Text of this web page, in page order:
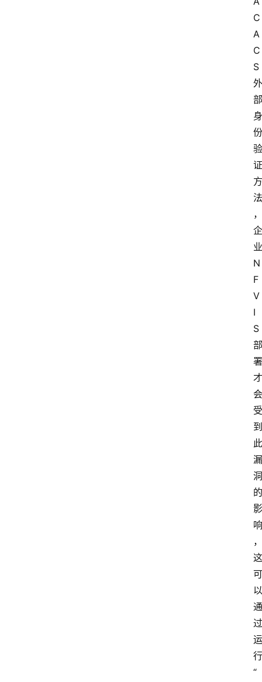
C
A
C
S
外
部
身
份
验
证
方
法
，
企
业
N
F
V
I
S
部
署
才
会
受
到
此
漏
洞
的
影
响
，
这
可
以
通
过
运
行
“